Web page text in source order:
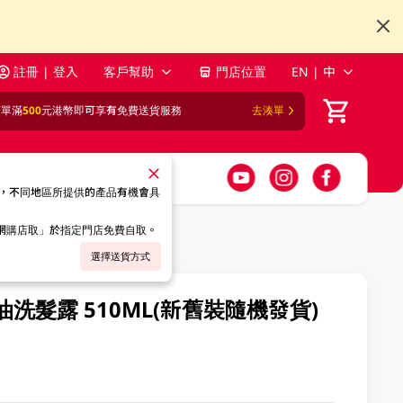
註冊 | 登入 客戶幫助 門店位置 EN | 中
滿500元港幣即可享有免費送貨服務 去湊單
不同地區所提供的產品有機會具
店取」於指定門店免費自取。
選擇送貨方式
髮露 510ML(新舊裝隨機發貨)